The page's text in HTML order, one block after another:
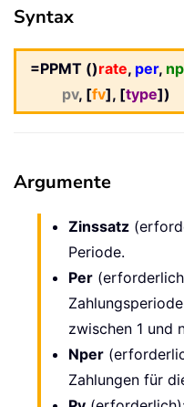
Syntax
=PPMT ()rate, per,
pv, [fv], [type])
Argumente
Zinssatz
Periode.
Per
zwischen 1 und
Nper
Zahlungen für